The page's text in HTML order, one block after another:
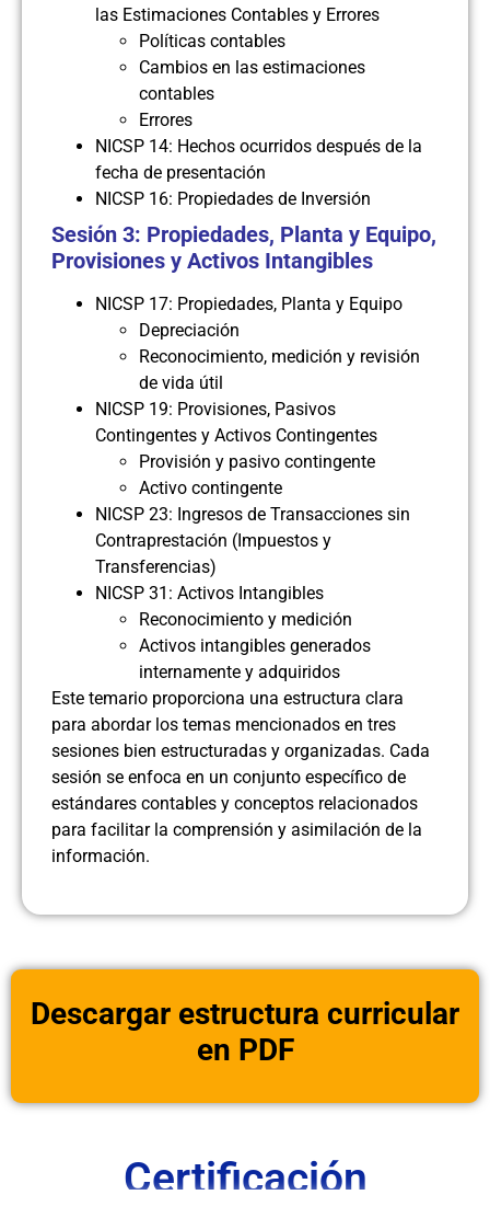
las Estimaciones Contables y Errores
Políticas contables
Cambios en las estimaciones
contables
Errores
NICSP 14: Hechos ocurridos después de la
fecha de presentación
NICSP 16: Propiedades de Inversión
Sesión 3: Propiedades, Planta y Equipo,
Provisiones y Activos Intangibles
NICSP 17: Propiedades, Planta y Equipo
Depreciación
Reconocimiento, medición y revisión
de vida útil
NICSP 19: Provisiones, Pasivos
Contingentes y Activos Contingentes
Provisión y pasivo contingente
Activo contingente
NICSP 23: Ingresos de Transacciones sin
Contraprestación (Impuestos y
Transferencias)
NICSP 31: Activos Intangibles
Reconocimiento y medición
Activos intangibles generados
internamente y adquiridos
Este temario proporciona una estructura clara
para abordar los temas mencionados en tres
sesiones bien estructuradas y organizadas. Cada
sesión se enfoca en un conjunto específico de
estándares contables y conceptos relacionados
para facilitar la comprensión y asimilación de la
información.
Descargar estructura curricular
en PDF
Certificación